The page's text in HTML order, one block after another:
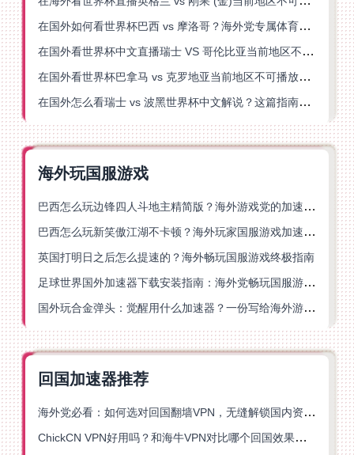
在国外如何看世界杯巴西 vs 摩洛哥？海外党专属体育观赛指南来了
在国外看世界杯中文直播瑞士 VS 哥伦比亚当前地区不可播放？这篇指南帮你搞定
在国外看世界杯巴拿马 vs 克罗地亚当前地区不可播放？这篇指南帮你轻松解决海外体育直播难题
在国外怎么看瑞士 vs 波黑世界杯中文解说？这篇指南帮你搞定所有地区限制问题
海外玩国服游戏
巴西怎么玩边锋四人斗地主精简版？海外游戏党的加速器终极选择
巴西怎么玩新笑傲江湖不卡顿？海外玩家国服游戏加速终极指南（附猫和老鼠一梦江湖实测）
英国打明日之后怎么提速的？海外畅玩国服游戏终极指南
足球世界国外加速器下载安装指南：海外党畅玩国服游戏的终极解决方案
国外玩合金弹头：觉醒用什么加速器？一份写给海外游子的畅玩指南
回国加速器推荐
海外党必看：如何选对回国翻墙VPN，无缝解锁国内资源？
ChickCN VPN好用吗？和海牛VPN对比哪个回国效果更好？